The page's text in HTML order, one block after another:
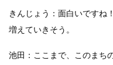
きんじょう：面白いです
増えていきそう。
池田：ここまで、このまち